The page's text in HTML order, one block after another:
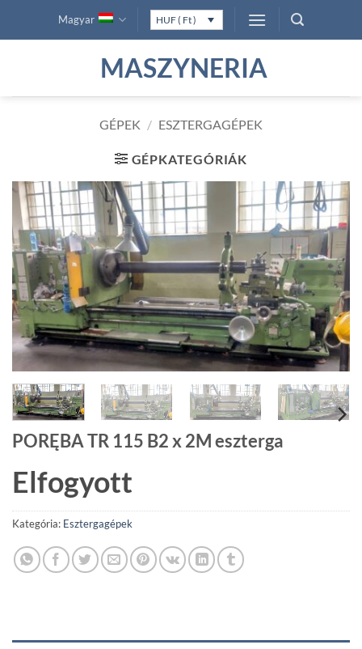
Magyar HUF ( Ft )
MASZYNERIA
GÉPEK / ESZTERGAGÉPEK
GÉPKATEGÓRIÁK
PORĘBA TR 115 B2 x 2M eszterga
Elfogyott
Kategória: Esztergagépek